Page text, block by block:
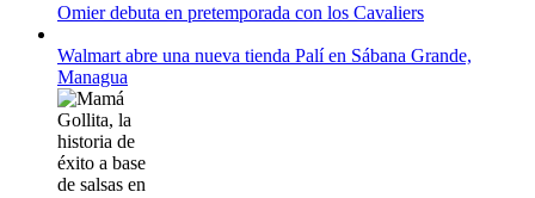
12 de agosto:
Empieza La Liga 2022-2023
Omier debuta en pretemporada con los Cavaliers
Walmart abre una nueva tienda Palí en Sábana Grande,
Managua